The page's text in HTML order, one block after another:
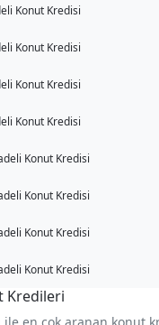
Konut Kredisi
Konut Kredisi
Konut Kredisi
Konut Kredisi
Konut Kredisi
Konut Kredisi
Konut Kredisi
Konut Kredisi
Kredileri